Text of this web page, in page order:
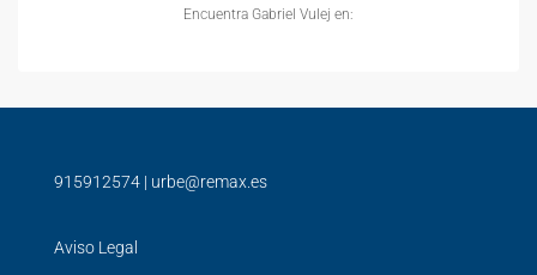
Encuentra Gabriel Vulej en:
915912574 | urbe@remax.es
Aviso Legal